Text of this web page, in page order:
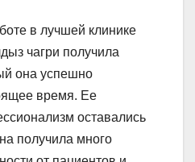
в лучшей клинике
чагри получила
она успешно
время. Ее
оставались
получила много